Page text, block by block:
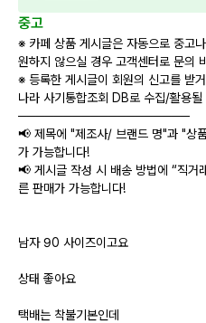
중고
※ 카페 상품 게시글은 자동으로 중고
원하지 않으실 경우 고객센터로 문의
※ 등록한 게시글이 회원의 신고를 받
나라 사기통합조회 DB로 수집/활용될
───────────────────
📢 제목에 "제조사/ 브랜드 명"과 "상
가 가능합니다!
📢 게시글 작성 시 배송 방법에 “직거
른 판매가 가능합니다!
남자 90 사이즈이고요
상태 좋아요
택배는 착불기본인데